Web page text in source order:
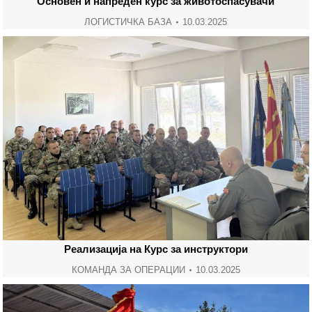
ЛОГИСТИЧКА БАЗА 10.03.2025
Реализација на Курс за инструктори
КОМАНДА ЗА ОПЕРАЦИИ 10.03.2025